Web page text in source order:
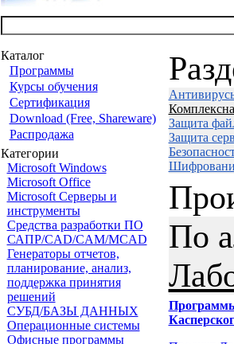
Каталог
Программы
Курсы обучения
Сертификация
Download (Free, Shareware)
Распродажа
Категории
Microsoft Windows
Microsoft Office
Microsoft Серверы и
инструменты
Средства разработки ПО
САПР/CAD/CAM/MCAD
Генераторы отчетов,
планирование, анализ,
поддержка принятия
решений
СУБД/БАЗЫ ДАННЫХ
Операционные системы
Офисные программы
Защита
Защита
По